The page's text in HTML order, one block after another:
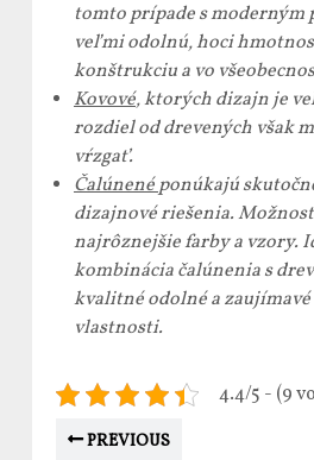
tomto prípade s moderným
veľmi odolnú, hoci
konštrukciu a vo
Kovové, ktorých dizajn je
rozdiel od drevených však
vŕzgať.
Čalúnenéponúkajú
dizajnové riešenia.
najrôznejšie farby a vzory.
kombinácia čalúnenia s
kvalitné odolné a
vlastnosti.
4.4/5 - (9
PREVIOUS